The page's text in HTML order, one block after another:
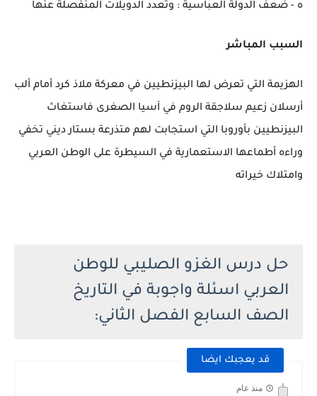
ه - ضعف الدولة العباسية : وتعدد الدويلات المنفصلة عنها
السبب المباشر
الهزيمة التي تعرض لها البيزنطيين في معركة ملاذ كرد أمام ألب
أرسلان زعيم سلاجقة الروم في آسيا الصغرى فاستغاث
البيزنطيين بأوروبا التي استجابت لهم متذرعة بستار ديني تخفي
وراءه أطماعها الاستعمارية في السيطرة على الوطن العربي
وامتلاك خيراته
حل درس الغزو الصليبي للوطن
العربي اسئلة واجوبة في التاريخ
الصف السابع الفصل الثاني:
قد يعجبك ايضا
منذ عام